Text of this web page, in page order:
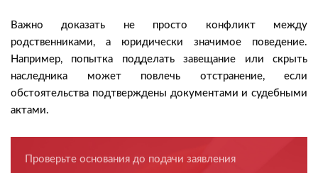
Важно доказать не просто конфликт между
родственниками, а юридически значимое поведение.
Например, попытка подделать завещание или скрыть
наследника может повлечь отстранение, если
обстоятельства подтверждены документами и судебными
актами.
Проверьте основания до подачи заявления